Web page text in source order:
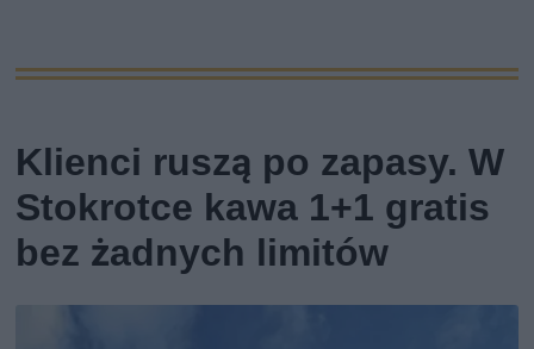
Klienci ruszą po zapasy. W
Stokrotce kawa 1+1 gratis
bez żadnych limitów